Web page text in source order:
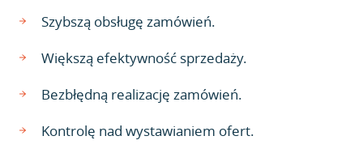
Szybszą obsługę zamówień.
Większą efektywność sprzedaży.
Bezbłędną realizację zamówień.
Kontrolę nad wystawianiem ofert.